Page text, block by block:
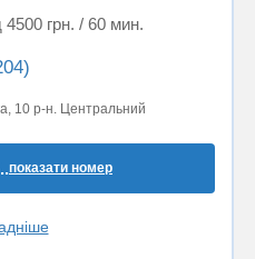
4500 грн. / 60 мин.
10 р-н. Центральний
показати номер